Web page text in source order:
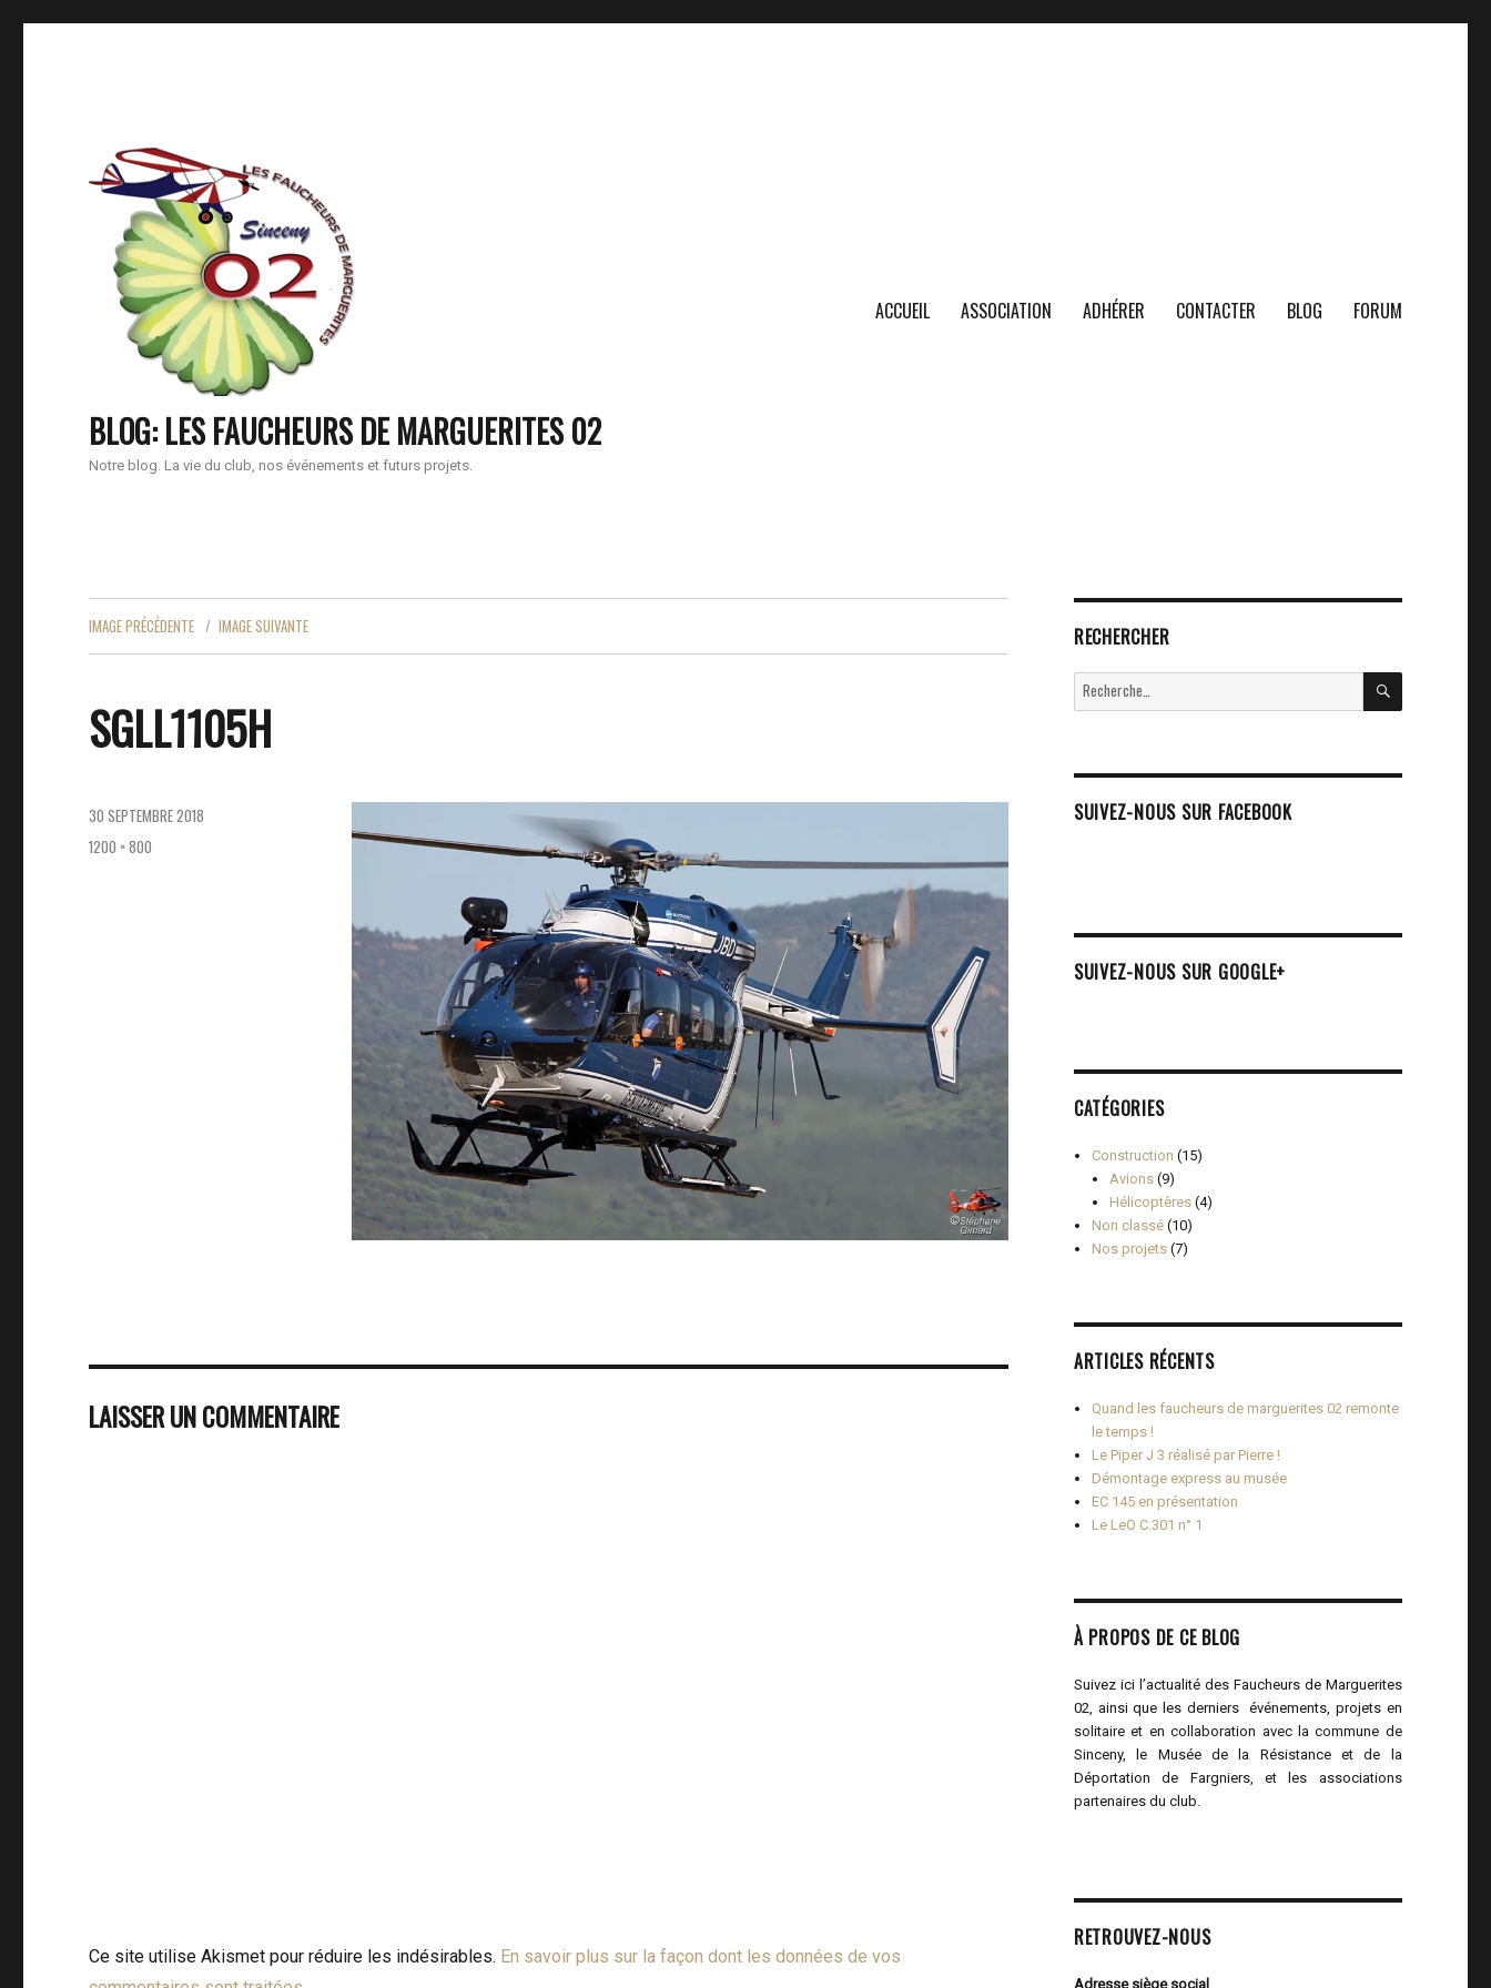
BLOG: LES FAUCHEURS DE MARGUERITES 02
Notre blog. La vie du club, nos événements et futurs projets.
ACCUEIL ASSOCIATION ADHÉRER CONTACTER BLOG FORUM
IMAGE PRÉCÉDENTE IMAGE SUIVANTE
SGLL1105H
PUBLIÉ
LE
30 SEPTEMBRE 2018
TAILLE
1200 × 800
LAISSER UN COMMENTAIRE
Ce site utilise Akismet pour réduire les indésirables. En savoir plus sur la façon dont les données de vos
RECHERCHER
Recherche
pour :
RECHERCHE
SUIVEZ-NOUS SUR FACEBOOK
SUIVEZ-NOUS SUR GOOGLE+
CATÉGORIES
Construction (15)
Avions (9)
Hélicoptères (4)
Non classé (10)
Nos projets (7)
ARTICLES RÉCENTS
Quand les faucheurs de marguerites 02 remonte
le temps !
Le Piper J 3 réalisé par Pierre !
Démontage express au musée
EC 145 en présentation
Le LeO C.301 n° 1
À PROPOS DE CE BLOG
Suivez ici l’actualité des Faucheurs de Marguerites
02, ainsi que les derniers événements, projets en
solitaire et en collaboration avec la commune de
Sinceny, le Musée de la Résistance et de la
Déportation de Fargniers, et les associations
partenaires du club.
RETROUVEZ-NOUS
Adresse siège social